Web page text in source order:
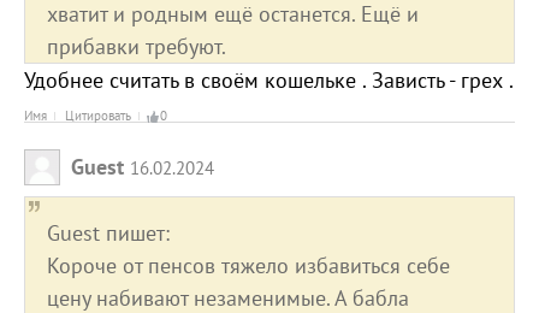
хватит и родным ещё останется. Ещё и
прибавки требуют.
Удобнее считать в своём кошельке . Зависть - грех .
Имя Цитировать 0
Guest 16.02.2024
Guest пишет:
Короче от пенсов тяжело избавиться себе
цену набивают незаменимые. А бабла